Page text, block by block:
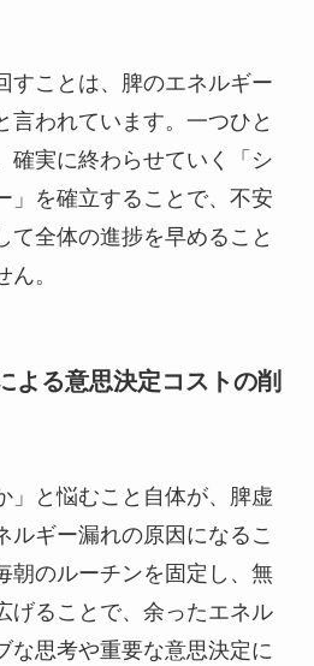
すことは、脾のエネルギー
言われています。一つひと
確実に終わらせていく「シ
」を確立することで、不安
て全体の進捗を早めること
。
よる意思決定コストの削
」と悩むこと自体が、脾虚
ルギー漏れの原因になるこ
朝のルーチンを固定し、無
げることで、余ったエネル
な思考や重要な意思決定に